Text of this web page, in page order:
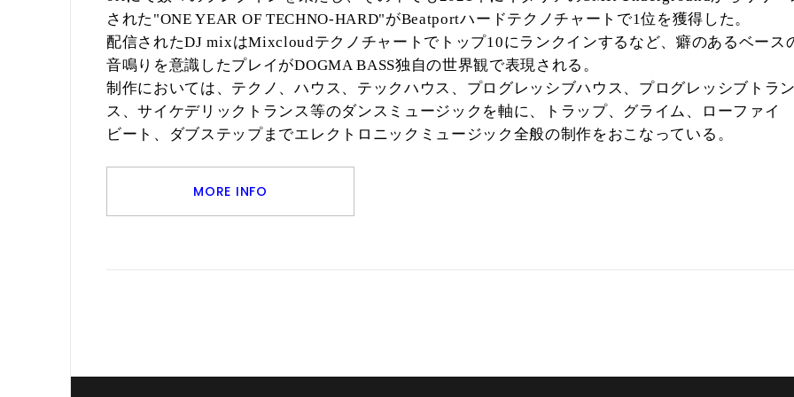
された "ONE YEAR OF TECHNO-HARD"がBeatportハードテクノチャートで1位を獲得した。
配信されたDJ mixはMixcloudテクノチャートでトップ10にランクインするなど、癖のあるベース
音鳴りを意識したプレイがDOGMA BASS独自の世界観で表現される。
制作においては、テクノ、ハウス、テックハウス、プログレッシブハウス、プログレッシブトラ
ス、サイケデリックトランス等のダンスミュージックを軸に、トラップ、グライム、ローファイ
ビート、ダブステップまでエレクトロニックミュージック全般の制作をおこなっている。
MORE INFO